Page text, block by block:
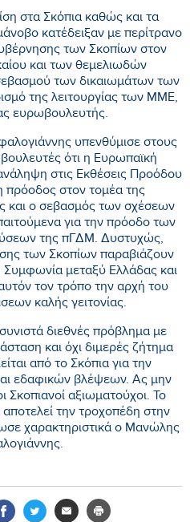
στα Σκόπια καθώς και τα
κατέδειξαν με περίτρανο
των Σκοπίων στον
και των θεμελιωδών
των δικαιωμάτων των
της λειτουργίας των ΜΜΕ,
ευρωβουλευτής.
υπενθύμισε στους
ότι η Ευρωπαϊκή
στις Εκθέσεις Προόδου
πρόοδος στον τομέα της
και ο σεβασμός των σχέσεων
για την πρόοδο των
της πΓΔΜ. Δυστυχώς,
των Σκοπίων παραβιάζουν
Συμφωνία μεταξύ Ελλάδας και
τον τρόπο την αρχή του
καλής γειτονίας.
διεθνές πρόβλημα με
και όχι διμερές ζήτημα
από το Σκόπια για την
εδαφικών βλέψεων. Ας μην
Σκοπιανοί αξιωματούχοι. Το
την τροχοπέδη στην
χαρακτηριστικά ο Μανώλης